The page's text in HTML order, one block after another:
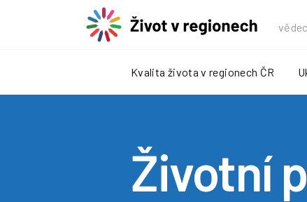
Kvalita života v regionech ČR
Životní